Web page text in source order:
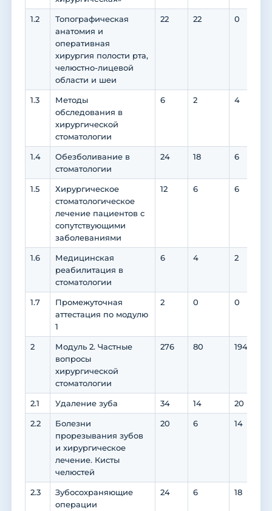
1.2
Топографическая
анатомия и
оперативная
хирургия полости рта,
челюстно-лицевой
области и шеи
22 22 0
1.3
Методы
обследования в
хирургической
стоматологии
6 2 4
1.4
Обезболивание в
стоматологии
24 18 6
1.5
Хирургическое
стоматологическое
лечение пациентов с
сопутствующими
заболеваниями
12 6 6
1.6
Медицинская
реабилитация в
стоматологии
6 4 2
1.7
Промежуточная
аттестация по модулю
1
2 0 0
2
Модуль 2. Частные
вопросы
хирургической
стоматологии
276 80 194
2.1 Удаление зуба 34 14 20
2.2
Болезни
прорезывания зубов
и хирургическое
лечение. Кисты
челюстей
20 6 14
2.3
Зубосохраняющие
операции
24 6 18